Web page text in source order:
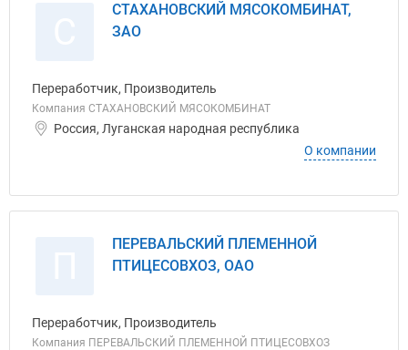
СТАХАНОВСКИЙ МЯСОКОМБИНАТ,
ЗАО
Переработчик, Производитель
Компания СТАХАНОВСКИЙ МЯСОКОМБИНАТ
Россия, Луганская народная республика
О компании
ПЕРЕВАЛЬСКИЙ ПЛЕМЕННОЙ
ПТИЦЕСОВХОЗ, ОАО
Переработчик, Производитель
Компания ПЕРЕВАЛЬСКИЙ ПЛЕМЕННОЙ ПТИЦЕСОВХОЗ